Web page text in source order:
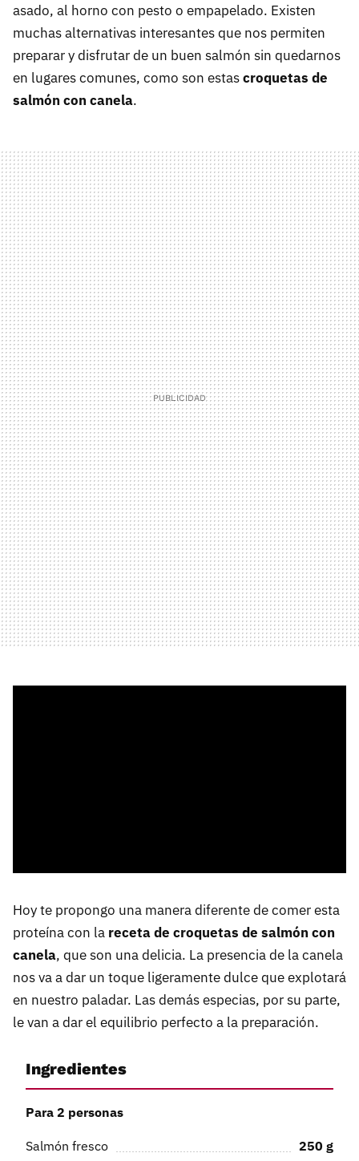
asado, al horno con pesto o empapelado. Existen
muchas alternativas interesantes que nos permiten
preparar y disfrutar de un buen salmón sin quedarnos
en lugares comunes, como son estascroquetas de
salmón con canela.
Hoy te propongo una manera diferente de comer esta
proteína con la receta de croquetas de salmón con
canela, que son una delicia. La presencia de la canela
nos va a dar un toque ligeramente dulce que explotará
en nuestro paladar. Las demás especias, por su parte,
le van a dar el equilibrio perfecto a la preparación.
Ingredientes
Para 2 personas
Salmón fresco 250 g